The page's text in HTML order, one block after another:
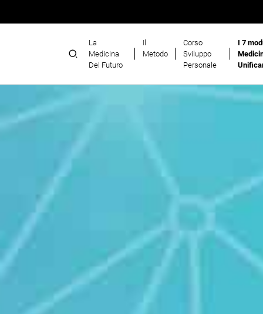
La
Medicina
Del Futuro
Il
Metodo
Corso
Sviluppo
Personale
I 7